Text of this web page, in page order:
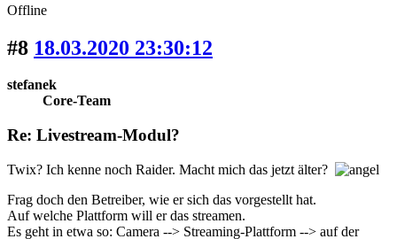
Offline
#8 18.03.2020 23:30:12
stefanek
Core-Team
Re: Livestream-Modul?
Twix? Ich kenne noch Raider. Macht mich das jetzt älter?
Frag doch den Betreiber, wie er sich das vorgestellt hat.
Auf welche Plattform will er das streamen.
Es geht in etwa so: Camera --> Streaming-Plattform --> auf der